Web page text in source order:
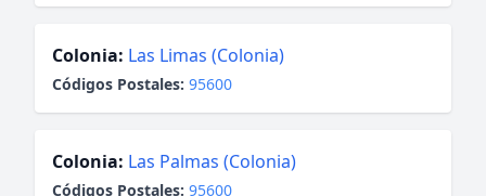
Colonia: Las Limas (Colonia)
Códigos Postales: 95600
Colonia: Las Palmas (Colonia)
Códigos Postales: 95600